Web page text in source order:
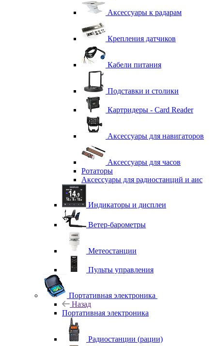
Аксессуары к радарам
Крепления датчиков
Кабели питания
Подставки и столики
Картридеры - Card Reader
Аксессуары для навигаторов
Аксессуары для часов
Ротаторы
Аксессуары для радиостанций и аис
Индикаторы и дисплеи
Ветер-барометры
Метеостанции
Пульты управления
Портативная электроника
Назад
Портативная электроника
Радиостанции (рации)